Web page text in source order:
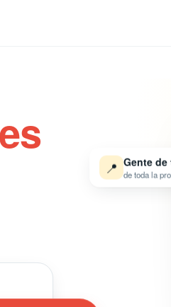
📍 Gente de
de toda la